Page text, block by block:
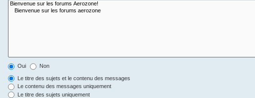
Oui Non
Le titre des sujets et le contenu des messages
Le contenu des messages uniquement
Le titre des sujets uniquement